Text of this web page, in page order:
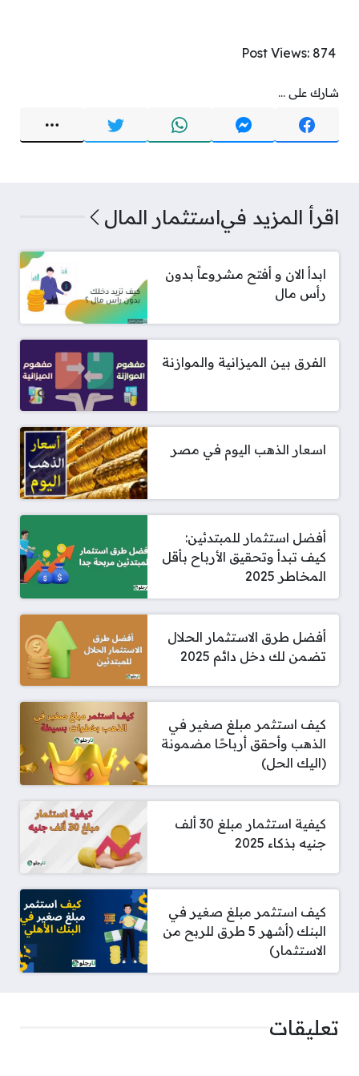
Post Views: 874
شارك على ...
اقرأ المزيد فياستثمار المال
ابدأ الان و أفتح مشروعاً بدون
رأس مال
الفرق بين الميزانية والموازنة
اسعار الذهب اليوم في مصر
أفضل استثمار للمبتدئين:
كيف تبدأ وتحقيق الأرباح بأقل
المخاطر 2025
أفضل طرق الاستثمار الحلال
تضمن لك دخل دائم 2025
كيف استثمر مبلغ صغير في
الذهب وأحقق أرباحًا مضمونة
(اليك الحل)
كيفية استثمار مبلغ 30 ألف
جنيه بذكاء 2025
كيف استثمر مبلغ صغير في
البنك (أشهر 5 طرق للربح من
الاستثمار)
تعليقات